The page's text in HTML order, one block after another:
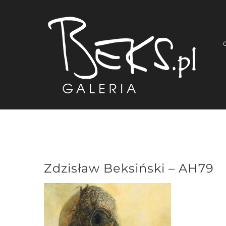
Zdzisław Beksiński – AH79